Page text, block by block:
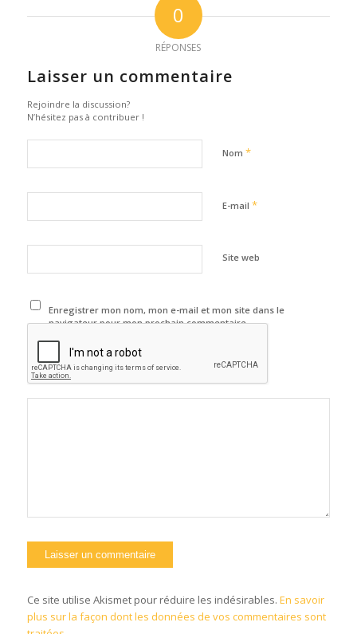
0
RÉPONSES
Laisser un commentaire
Rejoindre la discussion?
N’hésitez pas à contribuer !
Nom *
E-mail *
Site web
Enregistrer mon nom, mon e-mail et mon site dans le
navigateur pour mon prochain commentaire.
Ce site utilise Akismet pour réduire les indésirables. En savoir
plus sur la façon dont les données de vos commentaires sont